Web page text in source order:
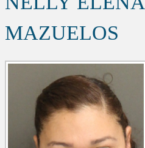
MAZUELOS